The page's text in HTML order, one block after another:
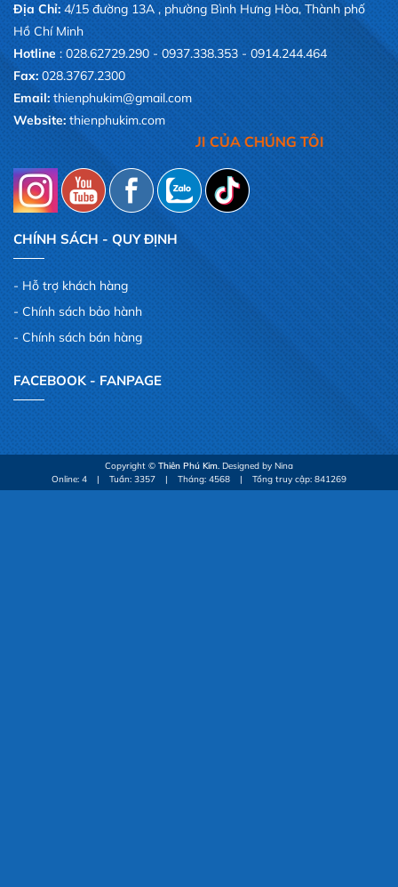
Địa Chỉ:4/15 đường 13A , phường Bình Hưng Hòa, Thành phố
Hồ Chí Minh
Hotline : 028.62729.290 - 0937.338.353 - 0914.244.464
Fax:028.3767.2300
Email:thienphukim@gmail.com
Website:thienphukim.com
NIỀM VUI CỦA CHÚNG TÔI
CHÍNH SÁCH - QUY ĐỊNH
Hỗ trợ khách hàng
Chính sách bảo hành
Chính sách bán hàng
FACEBOOK - FANPAGE
Copyright © Thiên Phú Kim. Designed by Nina
Online: 4
| Tuần: 3357 | Tháng: 4568 | Tổng truy cập: 841269